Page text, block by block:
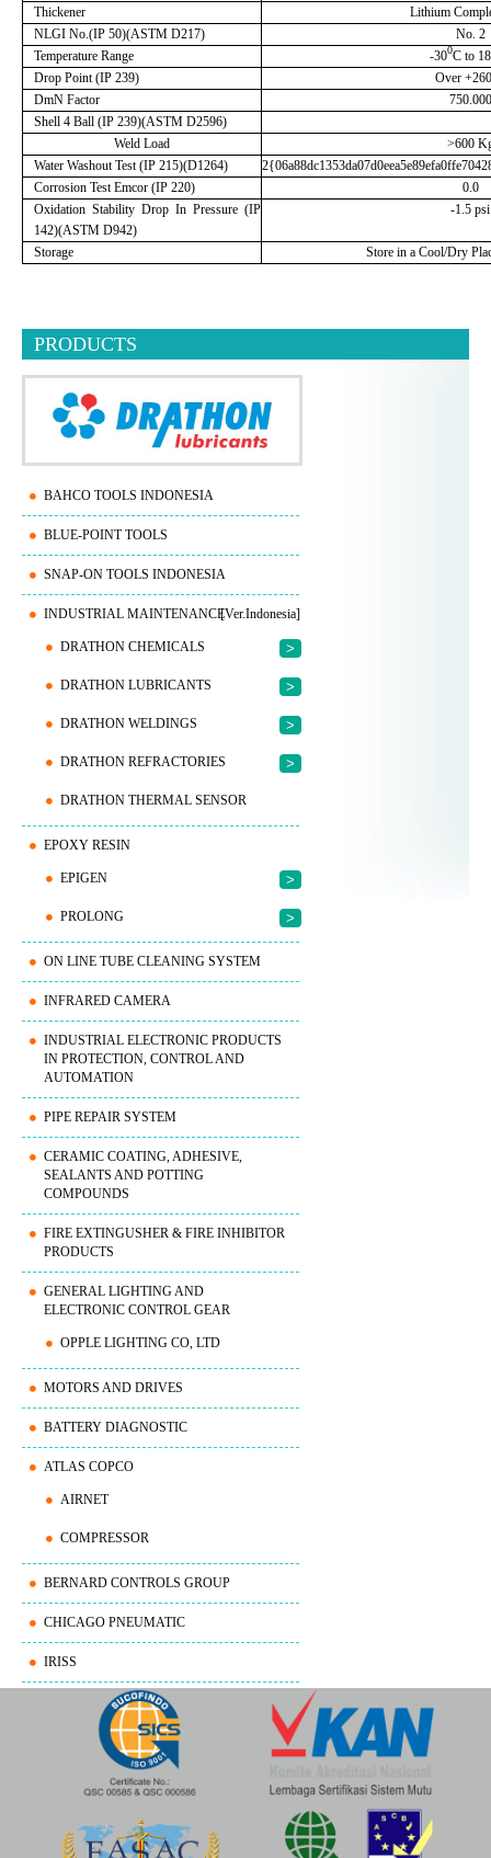
Thickener
Lithium
NLGI No.(IP 50)(ASTM D217)
No. 2
Temperature Range
-300C to
Drop Point (IP 239)
Over +260
DmN Factor
750.000
Shell 4 Ball (IP 239)(ASTM D2596)
Weld Load
>600
Water Washout Test (IP 215)(D1264)
Corrosion Test Emcor (IP 220)
0.0
Oxidation Stability Drop In Pressure (IP
142)(ASTM D942)
-1.5 psi
Storage Store in a Cool/Dry
PRODUCTS
BAHCO TOOLS INDONESIA
BLUE-POINT TOOLS
SNAP-ON TOOLS INDONESIA
INDUSTRIAL MAINTENANCE[Ver.Indonesia]
DRATHON CHEMICALS >
DRATHON LUBRICANTS >
DRATHON WELDINGS >
DRATHON REFRACTORIES >
DRATHON THERMAL SENSOR
EPOXY RESIN
EPIGEN >
PROLONG >
ON LINE TUBE CLEANING SYSTEM
INFRARED CAMERA
INDUSTRIAL ELECTRONIC PRODUCTS
IN PROTECTION, CONTROL AND
AUTOMATION
PIPE REPAIR SYSTEM
CERAMIC COATING, ADHESIVE,
SEALANTS AND POTTING
COMPOUNDS
FIRE EXTINGUSHER & FIRE INHIBITOR
PRODUCTS
GENERAL LIGHTING AND
ELECTRONIC CONTROL GEAR
OPPLE LIGHTING CO, LTD
MOTORS AND DRIVES
BATTERY DIAGNOSTIC
ATLAS COPCO
AIRNET
COMPRESSOR
BERNARD CONTROLS GROUP
CHICAGO PNEUMATIC
IRISS